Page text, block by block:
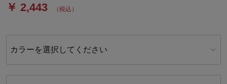
￥ 2,443 （税込）
カラーを選択してください